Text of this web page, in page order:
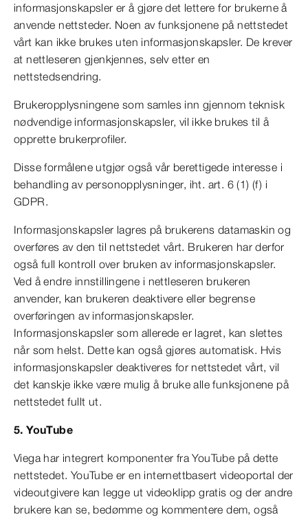
informasjonskapsler er å gjøre det lettere for brukerne å
anvende nettsteder. Noen av funksjonene på nettstedet
vårt kan ikke brukes uten informasjonskapsler. De krever
at nettleseren gjenkjennes, selv etter en
nettstedsendring.
Brukeropplysningene som samles inn gjennom teknisk
nødvendige informasjonskapsler, vil ikke brukes til å
opprette brukerprofiler.
Disse formålene utgjør også vår berettigede interesse i
behandling av personopplysninger, iht. art. 6 (1) (f) i
GDPR.
Informasjonskapsler lagres på brukerens datamaskin og
overføres av den til nettstedet vårt. Brukeren har derfor
også full kontroll over bruken av informasjonskapsler.
Ved å endre innstillingene i nettleseren brukeren
anvender, kan brukeren deaktivere eller begrense
overføringen av informasjonskapsler.
Informasjonskapsler som allerede er lagret, kan slettes
når som helst. Dette kan også gjøres automatisk. Hvis
informasjonskapsler deaktiveres for nettstedet vårt, vil
det kanskje ikke være mulig å bruke alle funksjonene på
nettstedet fullt ut.
5. YouTube
Viega har integrert komponenter fra YouTube på dette
nettstedet. YouTube er en internettbasert videoportal der
videoutgivere kan legge ut videoklipp gratis og der andre
brukere kan se, bedømme og kommentere dem, også